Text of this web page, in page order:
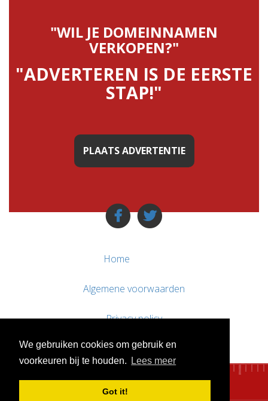
We gebruiken cookies om gebruik en
voorkeuren bij te houden.
Lees meer
Got it!
"WIL JE DOMEINNAMEN
VERKOPEN?"
"ADVERTEREN IS DE EERSTE
STAP!"
PLAATS ADVERTENTIE
Home
Algemene voorwaarden
Privacy policy
Contact / Support